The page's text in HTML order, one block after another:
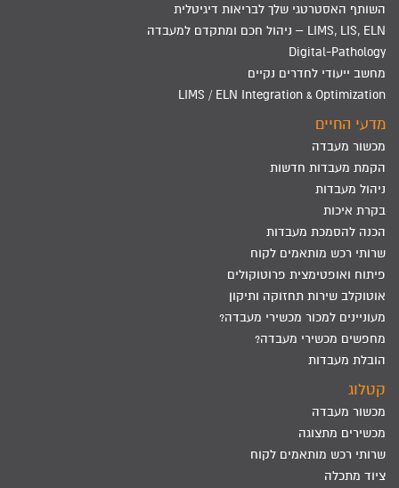
השותף האסטרטגי שלך לבריאות דיגיטלית
LIMS, LIS, ELN – ניהול חכם ומתקדם למעבדה
Digital-Pathology
מחשב ייעודי לחדרים נקיים
LIMS / ELN Integration & Optimization
מדעי החיים
מכשור מעבדה
הקמת מעבדות חדשות
ניהול מעבדות
בקרת איכות
הכנה להסמכת מעבדות
שרותי רכש מותאמים לקוח
פיתוח ואופטימצית פרוטוקולים
אוטוקלב שירות תחזוקה ותיקון
מעוניינים למכור מכשירי מעבדה?
מחפשים מכשירי מעבדה?
הובלת מעבדות
קטלוג
מכשור מעבדה
מכשירים מתצוגה
שרותי רכש מותאמים לקוח
ציוד מתכלה